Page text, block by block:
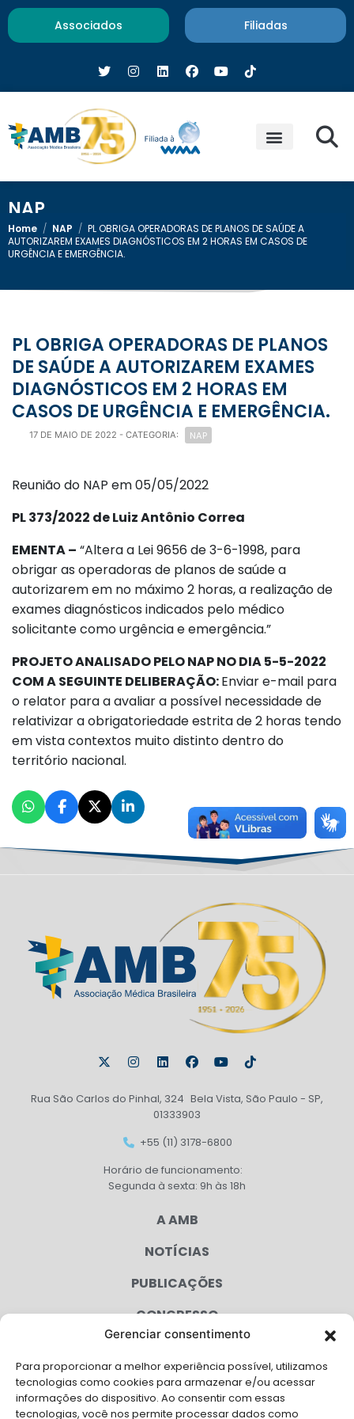
Gerenciar consentimento
Para proporcionar a melhor experiência possível, utilizamos
tecnologias como cookies para armazenar e/ou acessar
informações do dispositivo. Ao consentir com essas
tecnologias, você nos permite processar dados como
Associados Filiadas
NAP
Home / NAP / PL OBRIGA OPERADORAS DE PLANOS DE SAÚDE A
AUTORIZAREM EXAMES DIAGNÓSTICOS EM 2 HORAS EM CASOS DE
URGÊNCIA E EMERGÊNCIA.
PL OBRIGA OPERADORAS DE PLANOS
DE SAÚDE A AUTORIZAREM EXAMES
DIAGNÓSTICOS EM 2 HORAS EM
CASOS DE URGÊNCIA E EMERGÊNCIA.
17 DE MAIO DE 2022 - CATEGORIA: NAP
Reunião do NAP em 05/05/2022
PL 373/2022 de Luiz Antônio Correa
EMENTA – “Altera a Lei 9656 de 3-6-1998, para
obrigar as operadoras de planos de saúde a
autorizarem em no máximo 2 horas, a realização de
exames diagnósticos indicados pelo médico
solicitante como urgência e emergência.”
PROJETO ANALISADO PELO NAP NO DIA 5-5-2022
COM A SEGUINTE DELIBERAÇÃO:Enviar e-mail para
o relator para a avaliar a possível necessidade de
relativizar a obrigatoriedade estrita de 2 horas tendo
em vista contextos muito distinto dentro do
território nacional.
Rua São Carlos do Pinhal, 324 Bela Vista, São Paulo - SP,
01333903
+55 (11) 3178-6800
Horário de funcionamento:
Segunda à sexta: 9h às 18h
A AMB
NOTÍCIAS
PUBLICAÇÕES
CONGRESSO
CAMPANHAS
SERVIÇOS